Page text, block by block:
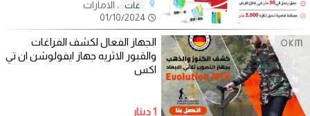
غات ، الامارات
الجهاز الفعال لكشف الفراغات
والقبور الاثريه جهاز ايفولوشن ان تي
اكس
1 دينار